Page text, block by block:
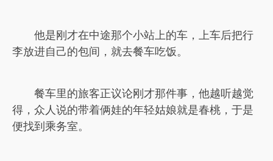
他是刚才在中途那个小站上的车，上车后把行
李放进自己的包间，就去餐车吃饭。
餐车里的旅客正议论刚才那件事，他越听越觉
得，众人说的带着俩娃的年轻姑娘就是春桃，于是
便找到乘务室。